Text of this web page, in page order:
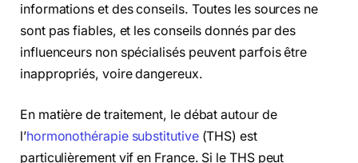
informations et des conseils. Toutes les sources ne
sont pas fiables, et les conseils donnés par des
influenceurs non spécialisés peuvent parfois être
inappropriés, voire dangereux.
En matière de traitement, le débat autour de
l’hormonothérapie substitutive(THS) est
particulièrement vif en France. Si le THS peut